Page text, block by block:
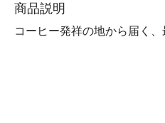
商品説明
コーヒー発祥の地から届く